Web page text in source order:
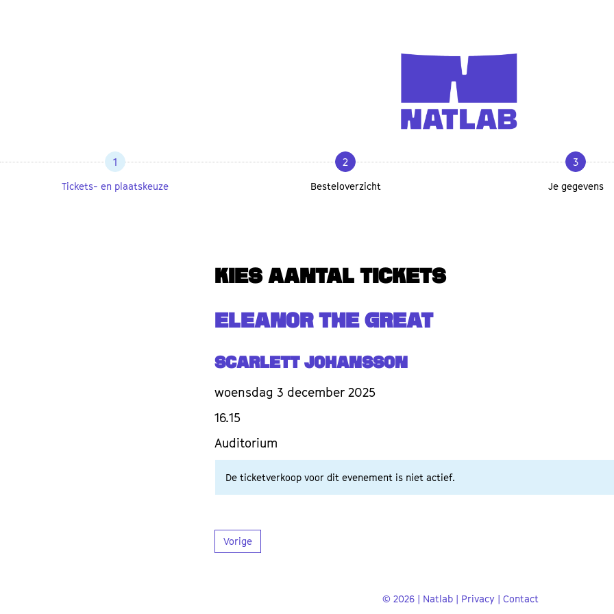
1
Tickets- en plaatskeuze
2
Besteloverzicht
3
Je gegevens
KIES AANTAL TICKETS
ELEANOR THE GREAT
Scarlett Johansson
woensdag 3 december 2025
16.15
Auditorium
De ticketverkoop voor dit evenement is niet actief.
Vorige
© 2026 | Natlab | Privacy | Contact